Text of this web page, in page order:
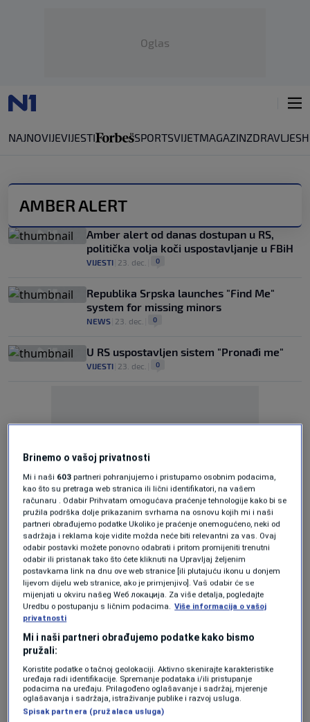
Oglas
NAJNOVIJEVIJESTI SPORTSVIJETMAGAZINZDRAVLJE
AMBER ALERT
Amber alert od danas dostupan u RS,
politička volja koči uspostavljanje u FBiH
VIJESTI 23. dec. 0
Republika Srpska launches "Find Me"
system for missing minors
NEWS 23. dec. 0
U RS uspostavljen sistem "Pronađi me"
VIJESTI 23. dec. 0
Oglas
RS danas u rad pušta sistem "Pronađi me"
- obavijest o nestanku djece
VIJESTI |23. dec.| 0
Nema tehničkih ni financijskih prepreka,
CRNA HRONIKA|28. maj.| 0
Amber Alert system in Bosnia faces only
political hurdles, no technical or financial
Brinemo o vašoj privatnosti
Mi i naši 603 partneri pohranjujemo i pristupamo osobnim podacima,
kao što su pretraga web stranica ili lični identifikatori, na vašem
računaru . Odabir Prihvatam omogućava praćenje tehnologije kako bi se
pružila podrška dolje prikazanim svrhama na osnovu kojih mi i naši
partneri obrađujemo podatke Ukoliko je praćenje onemogućeno, neki od
sadržaja i reklama koje vidite možda neće biti relevantni za vas. Ovaj
odabir postavki možete ponovno odabrati i pritom promijeniti trenutni
odabir ili pristanak tako što ćete kliknuti na Upravljaj željenim
postavkama link na dnu ove web stranice [ili plutajuću ikonu u donjem
lijevom dijelu web stranice, ako je primjenjivo]. Vaš odabir će se
mijenjati u okviru našeg Wеб локација. Za više detalja, pogledajte
Uredbu o postupanju s ličnim podacima. Više informacija o vašoj
privatnosti
Mi i naši partneri obrađujemo podatke kako bismo
pružali:
Koristite podatke o tačnoj geolokaciji. Aktivno skenirajte karakteristike
uređaja radi identifikacije. Spremanje podataka i/ili pristupanje
podacima na uređaju. Prilagođeno oglašavanje i sadržaj, mjerenje
oglašavanja i sadržaja, istraživanje publike i razvoj usluga.
Spisak partnera (pružalaca usluga)